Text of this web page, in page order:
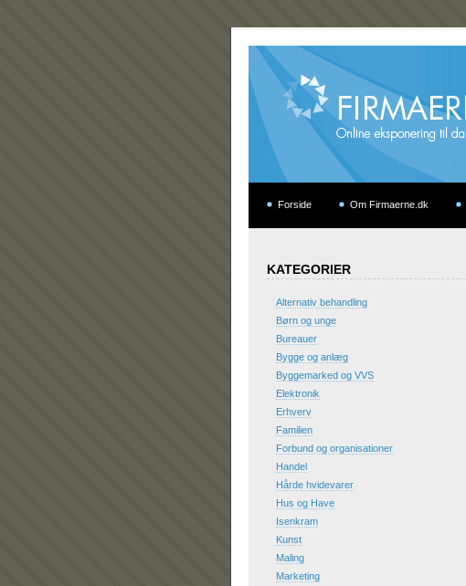
Forside Om Firmaerne.dk
KATEGORIER
Alternativ behandling
Børn og unge
Bureauer
Bygge og anlæg
Byggemarked og VVS
Elektronik
Erhverv
Familien
Forbund og organisationer
Handel
Hårde hvidevarer
Hus og Have
Isenkram
Kunst
Maling
Marketing